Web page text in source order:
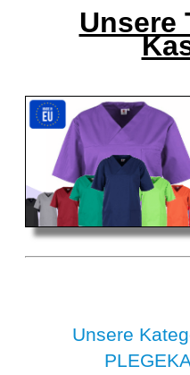
Unsere
Unsere